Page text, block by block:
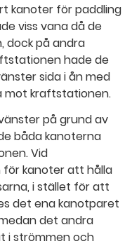
kanoter för paddling
viss vana då de
dock på andra
hade de
sida i ån med
mot kraftstationen.
på grund av
båda kanoterna
Vid
för kanoter att hålla
i stället för att
det ena kanotparet
det andra
i strömmen och